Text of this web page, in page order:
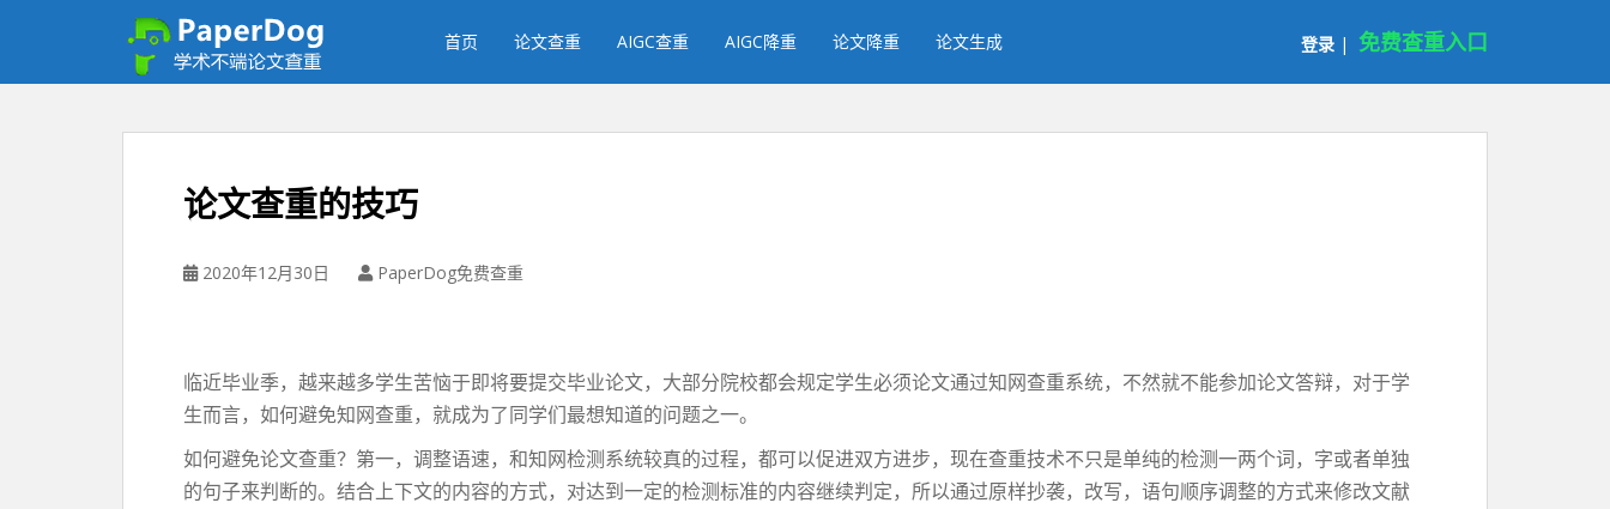
首页 论文查重 AIGC查重 AIGC降重 论文降重 论文生成 登录 | 免费查重入口
论文查重的技巧
2020年12月30日 PaperDog免费查重
临近毕业季，越来越多学生苦恼于即将要提交毕业论文，大部分院校都会规定学生必须论文通过知网查重系统，不然就不能参加论文答辩，对于学
生而言，如何避免知网查重，就成为了同学们最想知道的问题之一。
如何避免论文查重？第一，调整语速，和知网检测系统较真的过程，都可以促进双方进步，现在查重技术不只是单纯的检测一两个词，字或者单独
的句子来判断的。结合上下文的内容的方式，对达到一定的检测标准的内容继续判定，所以通过原样抄袭，改写，语句顺序调整的方式来修改文献